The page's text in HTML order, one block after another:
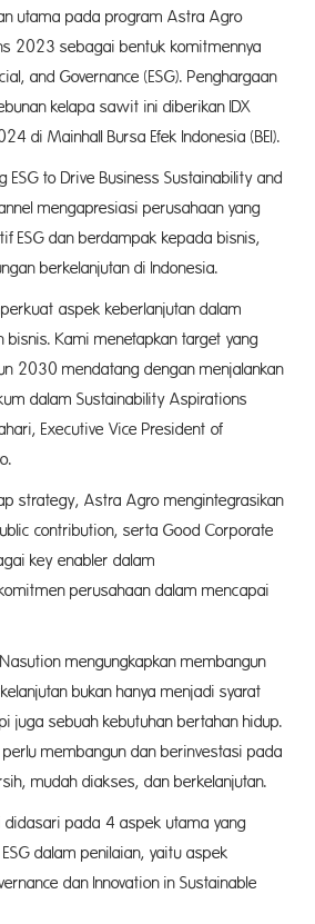
utama pada program Astra Agro
2023 sebagai bentuk komitmennya
and Governance (ESG). Penghargaan
kelapa sawit ini diberikan IDX
di Mainhall Bursa Efek Indonesia (BEI).
ESG to Drive Business Sustainability and
mengapresiasi perusahaan yang
ESG dan berdampak kepada bisnis,
berkelanjutan di Indonesia.
aspek keberlanjutan dalam
Kami menetapkan target yang
2030 mendatang dengan menjalankan
dalam Sustainability Aspirations
Executive Vice President of
strategy, Astra Agro mengintegrasikan
contribution, serta Good Corporate
key enabler dalam
perusahaan dalam mencapai
Nasution mengungkapkan membangun
bukan hanya menjadi syarat
juga sebuah kebutuhan bertahan hidup.
membangun dan berinvestasi pada
mudah diakses, dan berkelanjutan.
didasari pada 4 aspek utama yang
dalam penilaian, yaitu aspek
dan Innovation in Sustainable